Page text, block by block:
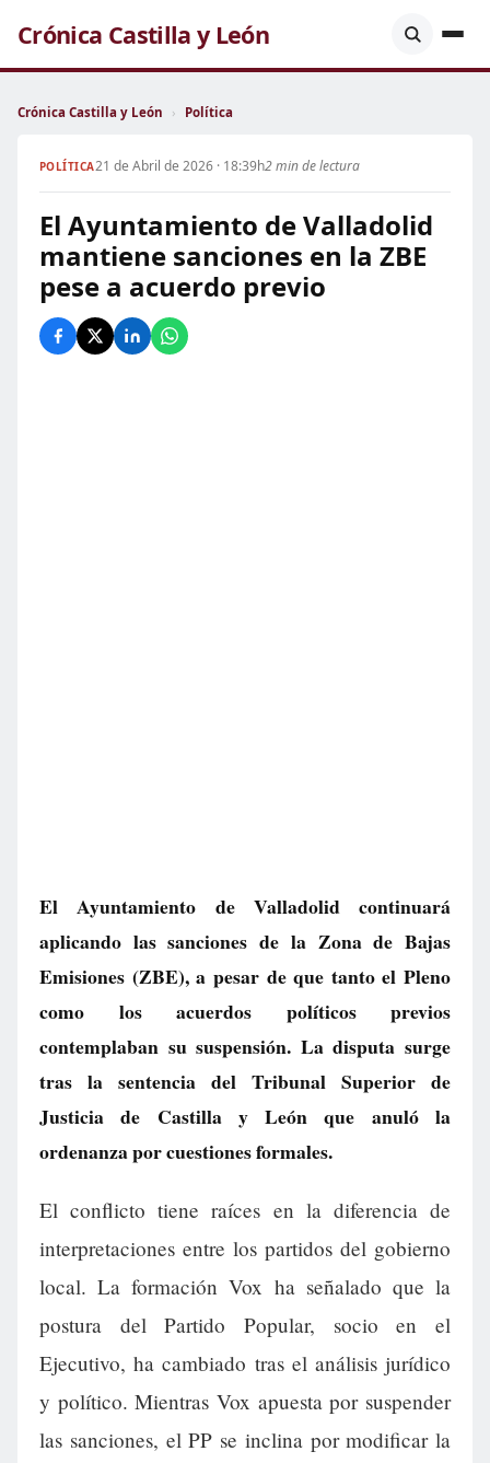
Crónica Castilla y León
Crónica Castilla y León › Política
POLÍTICA21 de Abril de 2026 · 18:39h2 min de lectura
El Ayuntamiento de Valladolid
mantiene sanciones en la ZBE
pese a acuerdo previo
El Ayuntamiento de Valladolid continuará
aplicando las sanciones de la Zona de Bajas
Emisiones (ZBE), a pesar de que tanto el Pleno
como los acuerdos políticos previos
contemplaban su suspensión. La disputa surge
tras la sentencia del Tribunal Superior de
Justicia de Castilla y León que anuló la
ordenanza por cuestiones formales.
El conflicto tiene raíces en la diferencia de
interpretaciones entre los partidos del gobierno
local. La formación Vox ha señalado que la
postura del Partido Popular, socio en el
Ejecutivo, ha cambiado tras el análisis jurídico
y político. Mientras Vox apuesta por suspender
las sanciones, el PP se inclina por modificar la